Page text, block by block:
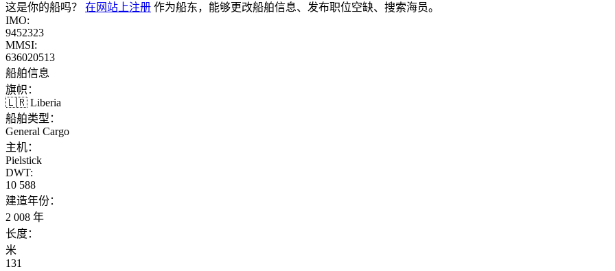
这是你的船吗？ 在网站上注册 作为船东，能够更改船舶信息、发布职位空缺、搜索海员。
IMO:
9452323
MMSI:
636020513
船舶信息
旗帜：
🇱🇷 Liberia
船舶类型：
General Cargo
主机：
Pielstick
DWT:
10 588
建造年份：
2 008 年
长度：
米
131